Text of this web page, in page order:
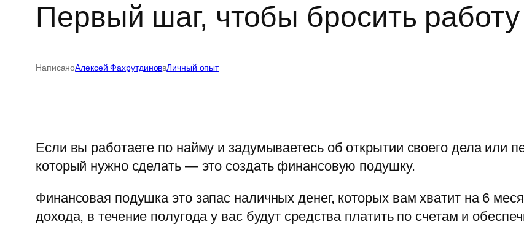
Первый шаг, чтобы бросить
НаписаноАлексей ФахрутдиноввЛичный опыт
Если вы работаете по найму и задумываетесь об открытии своего дела или
который нужно сделать — это создать финансовую подушку.
Финансовая подушка это запас наличных денег, которых вам хватит на 6
дохода, в течение полугода у вас будут средства платить по счетам и